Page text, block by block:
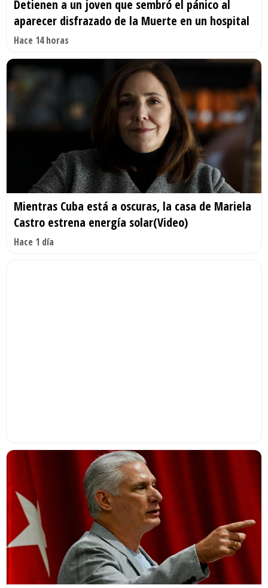
Detienen a un joven que sembró el pánico al
aparecer disfrazado de la Muerte en un hospital
Hace 14 horas
Mientras Cuba está a oscuras, la casa de Mariela
Castro estrena energía solar(Video)
Hace 1 día